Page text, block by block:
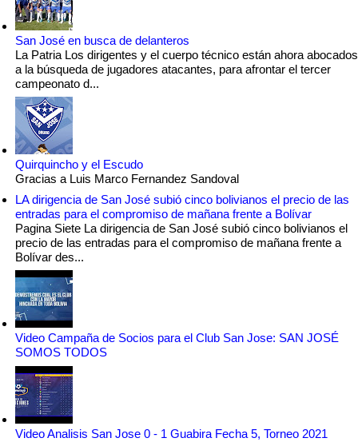
San José en busca de delanteros
La Patria Los dirigentes y el cuerpo técnico están ahora abocados
a la búsqueda de jugadores atacantes, para afrontar el tercer
campeonato d...
Quirquincho y el Escudo
Gracias a Luis Marco Fernandez Sandoval
LA dirigencia de San José subió cinco bolivianos el precio de las
entradas para el compromiso de mañana frente a Bolívar
Pagina Siete La dirigencia de San José subió cinco bolivianos el
precio de las entradas para el compromiso de mañana frente a
Bolívar des...
Video Campaña de Socios para el Club San Jose: SAN JOSÉ
SOMOS TODOS
Video Analisis San Jose 0 - 1 Guabira Fecha 5, Torneo 2021